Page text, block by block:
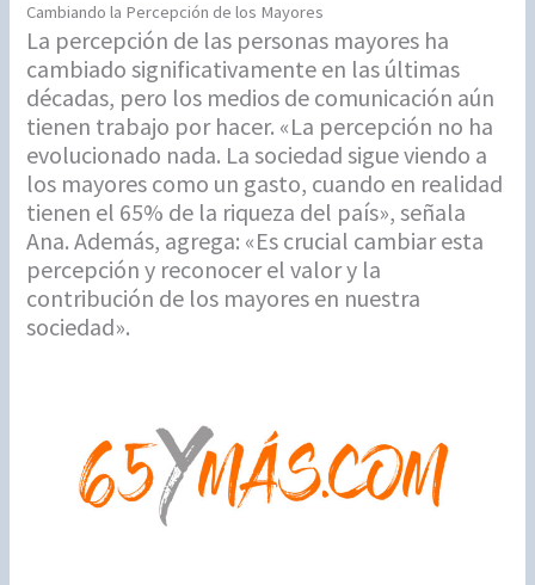
Cambiando la Percepción de los Mayores
La percepción de las personas mayores ha
cambiado significativamente en las últimas
décadas, pero los medios de comunicación aún
tienen trabajo por hacer. «La percepción no ha
evolucionado nada. La sociedad sigue viendo a
los mayores como un gasto, cuando en realidad
tienen el 65% de la riqueza del país», señala
Ana. Además, agrega: «Es crucial cambiar esta
percepción y reconocer el valor y la
contribución de los mayores en nuestra
sociedad».